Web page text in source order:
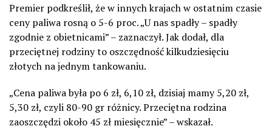
Premier podkreślił, że w innych krajach w ostatnim czasie
ceny paliwa rosną o 5-6 proc. „U nas spadły – spadły
zgodnie z obietnicami” – zaznaczył. Jak dodał, dla
przeciętnej rodziny to oszczędność kilkudziesięciu
złotych na jednym tankowaniu.
„Cena paliwa była po 6 zł, 6,10 zł, dzisiaj mamy 5,20 zł,
5,30 zł, czyli 80-90 gr różnicy. Przeciętna rodzina
zaoszczędzi około 45 zł miesięcznie” – wskazał.